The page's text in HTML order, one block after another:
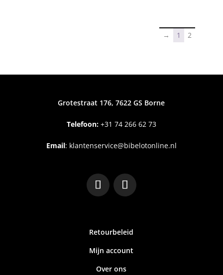
→ 1 2
Grotestraat 176, 7622 GS Borne
Telefoon:+31 74 266 62 73
Email: klantenservice@bibelotonline.nl
Retourbeleid
Mijn account
Over ons